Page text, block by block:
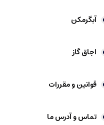
آبگرمکن
اجاق گاز
قوانین و مقررات
تماس و آدرس ما